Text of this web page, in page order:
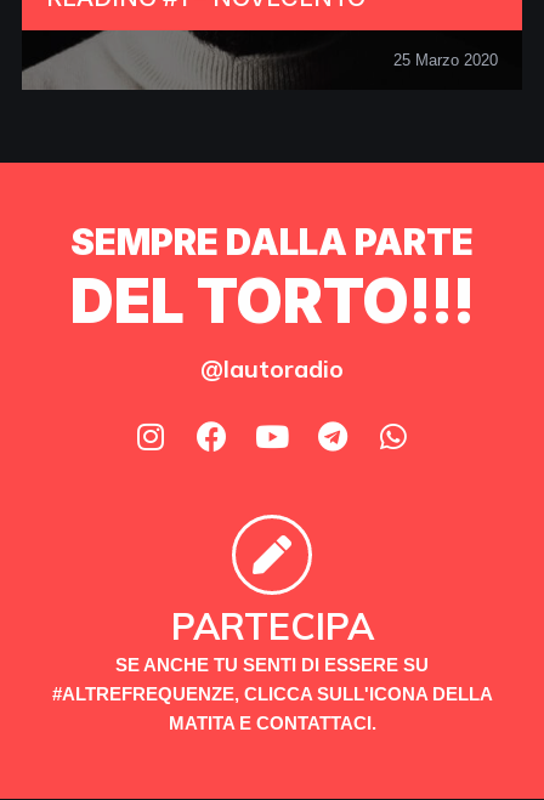
25 Marzo 2020
SEMPRE DALLA PARTE
DEL TORTO!!!
@lautoradio
PARTECIPA
SE ANCHE TU SENTI DI ESSERE SU
#ALTREFREQUENZE, CLICCA SULL'ICONA DELLA
MATITA E CONTATTACI.